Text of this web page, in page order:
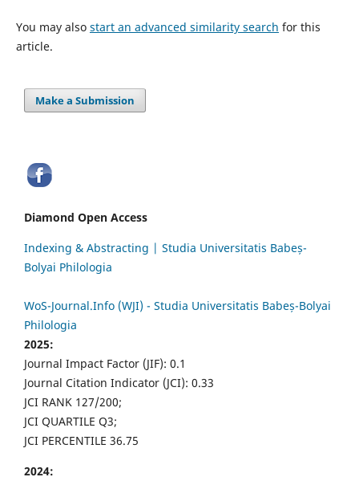
You may also start an advanced similarity search for this
article.
Make a Submission
Diamond Open Access
Indexing & Abstracting | Studia Universitatis Babeș-
Bolyai Philologia
WoS-Journal.Info (WJI) - Studia Universitatis Babeș-Bolyai
Philologia
2025:
Journal Impact Factor (JIF): 0.1
Journal Citation Indicator (JCI): 0.33
JCI RANK 127/200;
JCI QUARTILE Q3;
JCI PERCENTILE 36.75
2024: